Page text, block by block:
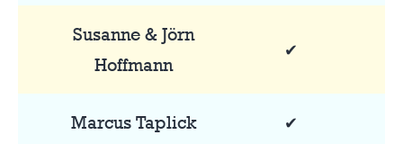
Susanne & Jörn
Hoffmann
✔
Marcus Taplick ✔